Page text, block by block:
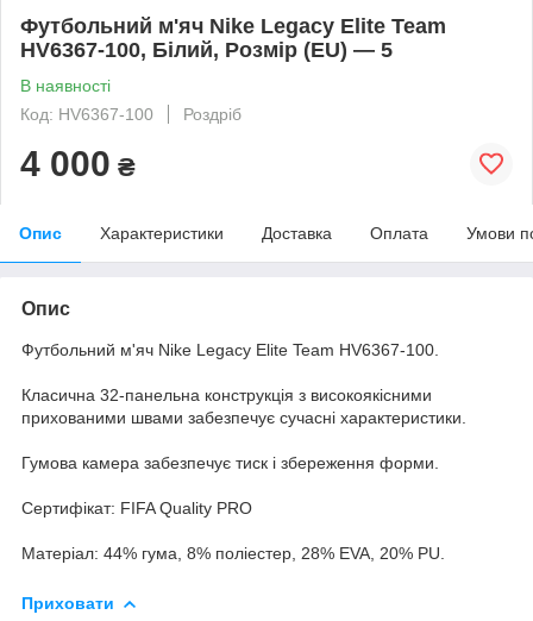
Футбольний м'яч Nike Legacy Elite Team
HV6367-100, Білий, Розмір (EU) — 5
В наявності
Код: HV6367-100
Роздріб
4 000 ₴
Опис Характеристики Доставка Оплата Умови
Опис
Футбольний м'яч Nike Legacy Elite Team HV6367-100.
Класична 32-панельна конструкція з високоякісними
прихованими швами забезпечує сучасні характеристики.
Гумова камера забезпечує тиск і збереження форми.
Сертифікат: FIFA Quality PRO
Матеріал: 44% гума, 8% поліестер, 28% EVA, 20% PU.
Приховати